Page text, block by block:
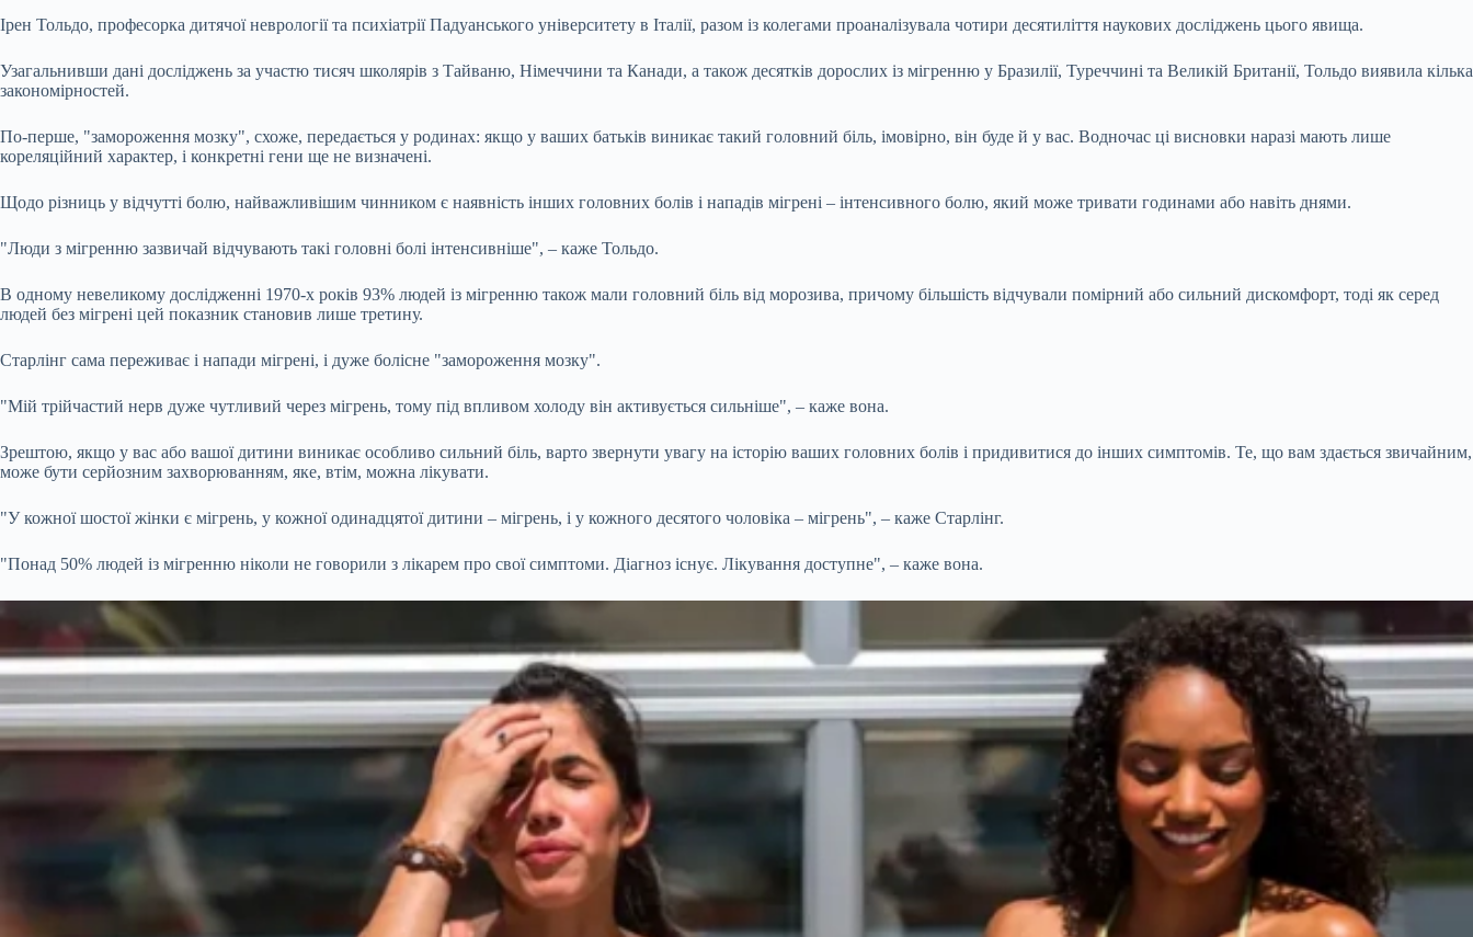
Ірен Тольдо, професорка дитячої неврології та психіатрії Падуанського університету в Італії, разом із колегами проаналізувала чотири десятиліття наукових досліджень цього явища.
Узагальнивши дані досліджень за участю тисяч школярів з Тайваню, Німеччини та Канади, а також десятків дорослих із мігренню у Бразилії, Туреччині та Великій Британії, Тольдо виявила кілька
закономірностей.
По-перше, "замороження мозку", схоже, передається у родинах: якщо у ваших батьків виникає такий головний біль, імовірно, він буде й у вас. Водночас ці висновки наразі мають лише
кореляційний характер, і конкретні гени ще не визначені.
Щодо різниць у відчутті болю, найважливішим чинником є наявність інших головних болів і нападів мігрені – інтенсивного болю, який може тривати годинами або навіть днями.
"Люди з мігренню зазвичай відчувають такі головні болі інтенсивніше", – каже Тольдо.
В одному невеликому дослідженні 1970-х років 93% людей із мігренню також мали головний біль від морозива, причому більшість відчували помірний або сильний дискомфорт, тоді як серед
людей без мігрені цей показник становив лише третину.
Старлінг сама переживає і напади мігрені, і дуже болісне "замороження мозку".
"Мій трійчастий нерв дуже чутливий через мігрень, тому під впливом холоду він активується сильніше", – каже вона.
Зрештою, якщо у вас або вашої дитини виникає особливо сильний біль, варто звернути увагу на історію ваших головних болів і придивитися до інших симптомів. Те, що вам здається звичайним,
може бути серйозним захворюванням, яке, втім, можна лікувати.
"У кожної шостої жінки є мігрень, у кожної одинадцятої дитини – мігрень, і у кожного десятого чоловіка – мігрень", – каже Старлінг.
"Понад 50% людей із мігренню ніколи не говорили з лікарем про свої симптоми. Діагноз існує. Лікування доступне", – каже вона.